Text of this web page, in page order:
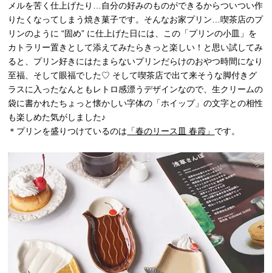
メルを苦く仕上げたり…自分の好みのものができるからついつい作
りたくなってしまう焼き菓子です。そんなお家プリン…喫茶店のプ
リンのように “固め” に仕上げた日には、この「プリンの小皿」を
カトラリー置きとして添えてみたらきっと楽しい！と思い試してみ
ると、プリン好きにはたまらないプリンだらけのおやつ時間になり
至福、そして眼福でした♡ そして喫茶店で出て来そうな脚付きグ
ラスに入ったなんともレトロ感漂うデザインなので、生クリームの
袋に書かれたちょっと懐かしい字体の「ホイップ」の文字との相性
も楽しめた気がしました♪
＊プリンを盛りつけているのは 「春のリース皿 春霞」 です。